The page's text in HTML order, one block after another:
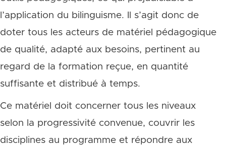
l’application du bilinguisme. Il s’agit donc de
doter tous les acteurs de matériel pédagogique
de qualité, adapté aux besoins, pertinent au
regard de la formation reçue, en quantité
suffisante et distribué à temps.
Ce matériel doit concerner tous les niveaux
selon la progressivité convenue, couvrir les
disciplines au programme et répondre aux